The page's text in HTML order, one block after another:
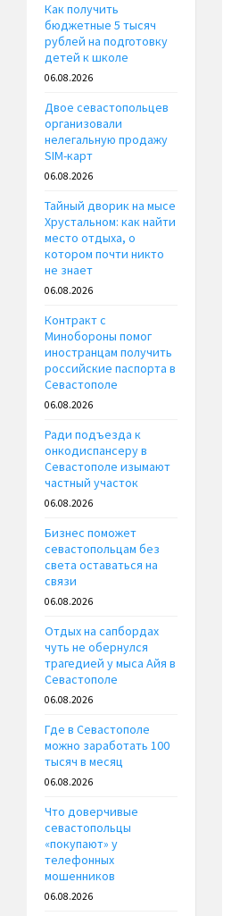
Как получить
бюджетные 5 тысяч
рублей на подготовку
детей к школе
06.08.2026
Двое севастопольцев
организовали
нелегальную продажу
SIM-карт
06.08.2026
Тайный дворик на мысе
Хрустальном: как найти
место отдыха, о
котором почти никто
не знает
06.08.2026
Контракт с
Минобороны помог
иностранцам получить
российские паспорта в
Севастополе
06.08.2026
Ради подъезда к
онкодиспансеру в
Севастополе изымают
частный участок
06.08.2026
Бизнес поможет
севастопольцам без
света оставаться на
связи
06.08.2026
Отдых на сапбордах
чуть не обернулся
трагедией у мыса Айя в
Севастополе
06.08.2026
Где в Севастополе
можно заработать 100
тысяч в месяц
06.08.2026
Что доверчивые
севастопольцы
«покупают» у
телефонных
мошенников
06.08.2026